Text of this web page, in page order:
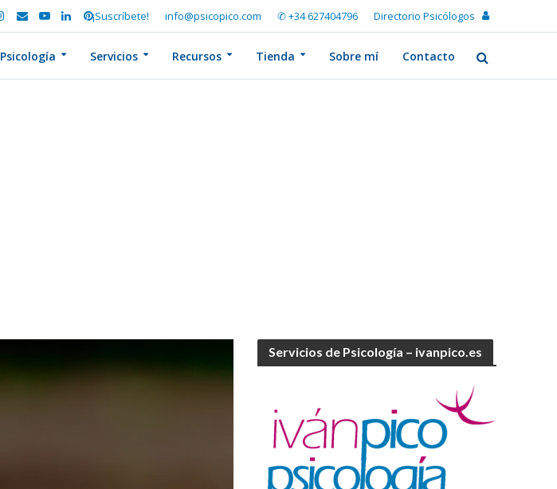
¡Suscríbete! info@psicopico.com ✆ +34 627404796 Directorio Psicólogos
Psicología Servicios Recursos Tienda Sobre mí Contacto
Servicios de Psicología – ivanpico.es